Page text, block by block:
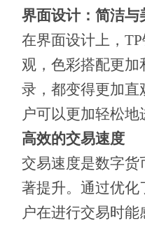
界面设计：简洁与
在界面设计上，
观，色彩搭配更
录，都变得更加直
户可以更加轻松
高效的交易速度
交易速度是数字货
著提升。通过优化
户在进行交易时